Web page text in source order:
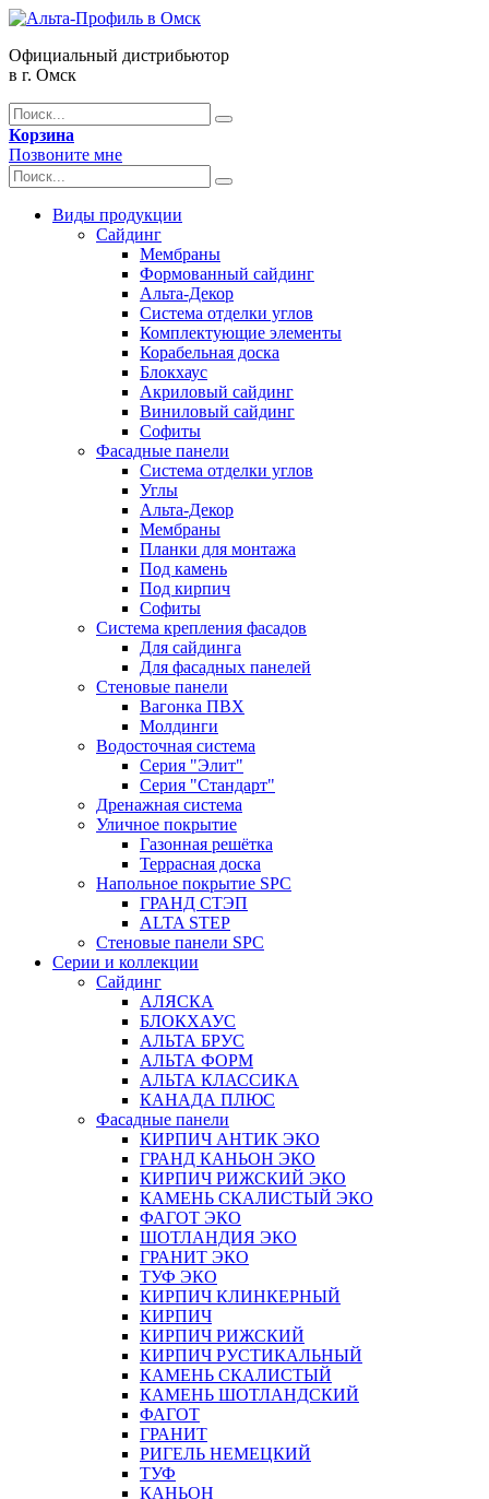
Официальный дистрибьютор
в г. Омск
Корзина
Позвоните мне
Виды продукции
Сайдинг
Мембраны
Формованный сайдинг
Альта-Декор
Система отделки углов
Комплектующие элементы
Корабельная доска
Блокхаус
Акриловый сайдинг
Виниловый сайдинг
Софиты
Фасадные панели
Система отделки углов
Углы
Альта-Декор
Мембраны
Планки для монтажа
Под камень
Под кирпич
Софиты
Система крепления фасадов
Для сайдинга
Для фасадных панелей
Стеновые панели
Вагонка ПВХ
Молдинги
Водосточная система
Серия "Элит"
Серия "Стандарт"
Дренажная система
Уличное покрытие
Газонная решётка
Террасная доска
Напольное покрытие SPC
ГРАНД СТЭП
ALTA STEP
Стеновые панели SPC
Серии и коллекции
Сайдинг
АЛЯСКА
БЛОКХАУС
АЛЬТА БРУС
АЛЬТА ФОРМ
АЛЬТА КЛАССИКА
КАНАДА ПЛЮС
Фасадные панели
КИРПИЧ АНТИК ЭКО
ГРАНД КАНЬОН ЭКО
КИРПИЧ РИЖСКИЙ ЭКО
КАМЕНЬ СКАЛИСТЫЙ ЭКО
ФАГОТ ЭКО
ШОТЛАНДИЯ ЭКО
ГРАНИТ ЭКО
ТУФ ЭКО
КИРПИЧ КЛИНКЕРНЫЙ
КИРПИЧ
КИРПИЧ РИЖСКИЙ
КИРПИЧ РУСТИКАЛЬНЫЙ
КАМЕНЬ СКАЛИСТЫЙ
КАМЕНЬ ШОТЛАНДСКИЙ
ФАГОТ
ГРАНИТ
РИГЕЛЬ НЕМЕЦКИЙ
ТУФ
КАНЬОН